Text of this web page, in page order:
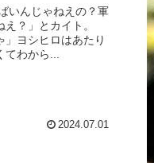
いんじゃねえの？軍
？」とカイト。
」ヨシヒロはあたり
わから...
2024.07.01